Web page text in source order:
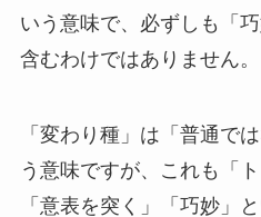
いう意味で、必ずしも「
含むわけではありません。
「変わり種」は「普通で
う意味ですが、これも「
「意表を突く」「巧妙」